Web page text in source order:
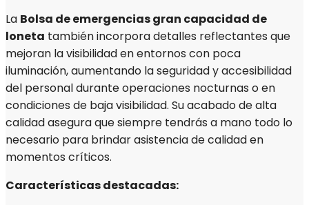
La Bolsa de emergencias gran capacidad de
loneta también incorpora detalles reflectantes que
mejoran la visibilidad en entornos con poca
iluminación, aumentando la seguridad y accesibilidad
del personal durante operaciones nocturnas o en
condiciones de baja visibilidad. Su acabado de alta
calidad asegura que siempre tendrás a mano todo lo
necesario para brindar asistencia de calidad en
momentos críticos.
Características destacadas: